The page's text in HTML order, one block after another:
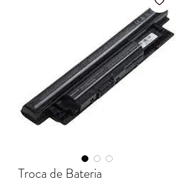
Troca de Bateria